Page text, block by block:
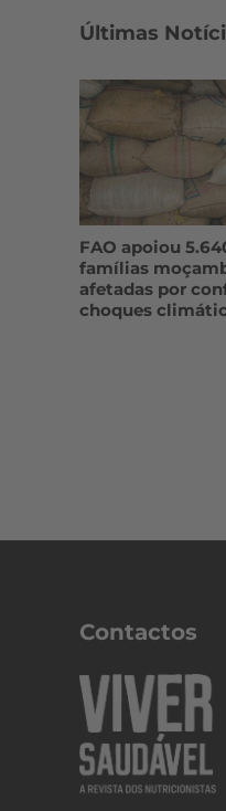
Últimas
FAO apoiou
famílias
afetadas por
choques
Contactos